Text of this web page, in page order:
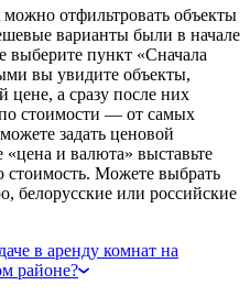
отфильтровать объекты
варианты были в начале
выберите пункт «Сначала
вы увидите объекты,
цене, а сразу после них
стоимости — от самых
задать ценовой
«цена и валюта» выставьте
Можете выбрать
или российские
в аренду комнат на
районе?